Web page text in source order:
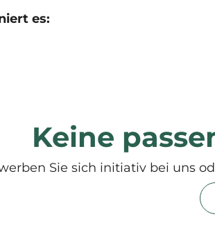
es:
Keine
Sie sich initiativ bei uns